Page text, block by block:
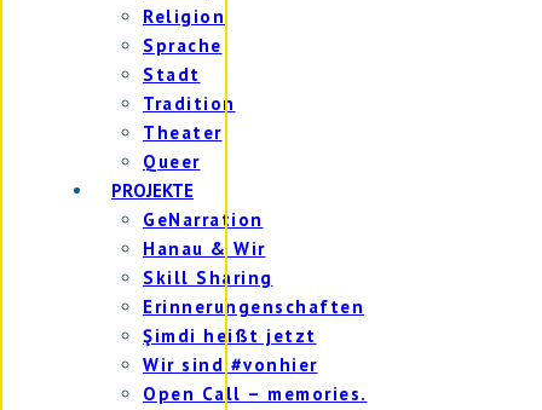
Religion
Sprache
Stadt
Tradition
Theater
Queer
PROJEKTE
GeNarration
Hanau & Wir
Skill Sharing
Erinnerungenschaften
Şimdi heißt jetzt
Wir sind #vonhier
Open Call – memories.